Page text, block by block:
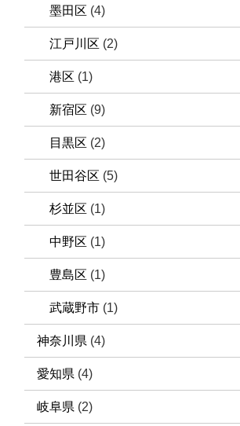
墨田区 (4)
江戸川区 (2)
港区 (1)
新宿区 (9)
目黒区 (2)
世田谷区 (5)
杉並区 (1)
中野区 (1)
豊島区 (1)
武蔵野市 (1)
神奈川県 (4)
愛知県 (4)
岐阜県 (2)